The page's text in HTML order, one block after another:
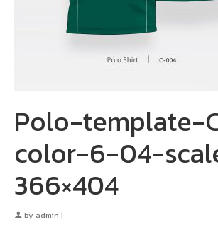
Polo-template-
color-6-04-
366×404
by admin |